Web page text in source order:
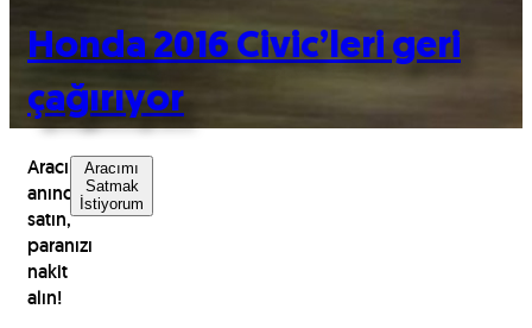
Honda 2016 Civic’leri geri
çağırıyor
Aracınızı
anında
satın,
paranızı
nakit
alın!
Aracımı
Satmak
İstiyorum